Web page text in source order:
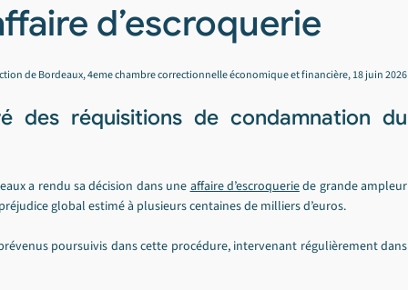
d’escroquerie
de Bordeaux, 4eme chambre correctionnelle économique et financière, 18 juin 2026
des réquisitions de condamnation du
a rendu sa décision dans une affaire d’escroquerie de grande ampleur
global estimé à plusieurs centaines de milliers d’euros.
poursuivis dans cette procédure, intervenant régulièrement dans